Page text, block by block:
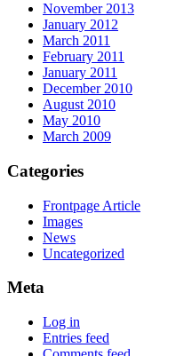
November 2013
January 2012
March 2011
February 2011
January 2011
December 2010
August 2010
May 2010
March 2009
Categories
Frontpage Article
Images
News
Uncategorized
Meta
Log in
Entries feed